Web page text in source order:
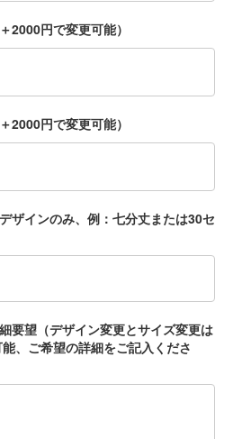
2000円で変更可能）
2000円で変更可能）
ザインのみ、例：七分丈または30セ
要望（デザイン変更とサイズ変更は
、ご希望の詳細をご記入くださ